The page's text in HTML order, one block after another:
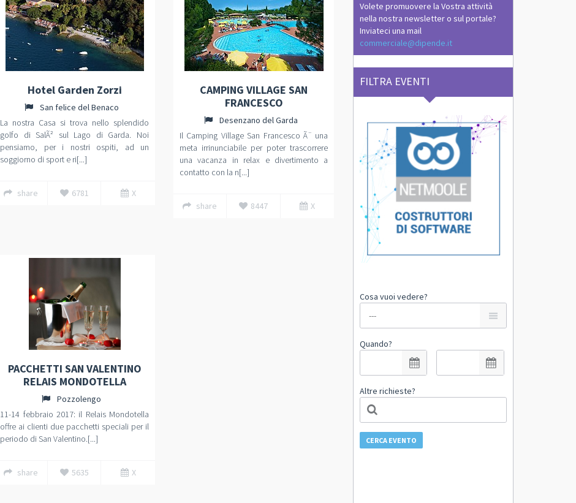
Hotel Garden Zorzi
San felice del Benaco
La nostra Casa si trova nello splendido
golfo di SalÃ² sul Lago di Garda. Noi
pensiamo, per i nostri ospiti, ad un
soggiorno di sport e ri[...]
share 6781 X
CAMPING VILLAGE SAN
FRANCESCO
Desenzano del Garda
Il Camping Village San Francesco Ã¨ una
meta irrinunciabile per poter trascorrere
una vacanza in relax e divertimento a
contatto con la n[...]
share 8447 X
PACCHETTI SAN VALENTINO
RELAIS MONDOTELLA
Pozzolengo
11-14 febbraio 2017: il Relais Mondotella
offre ai clienti due pacchetti speciali per il
periodo di San Valentino.[...]
share 5635 X
Volete promuovere la Vostra attività
nella nostra newsletter o sul portale?
Inviateci una mail
commerciale@dipende.it
FILTRA EVENTI
Cosa vuoi vedere?
Quando?
Altre richieste?
CERCA EVENTO